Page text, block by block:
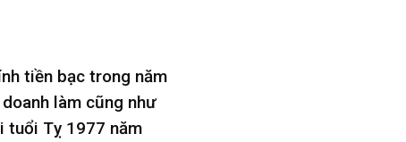
tiền bạc trong năm
làm cũng như
tuổi Tỵ 1977 năm